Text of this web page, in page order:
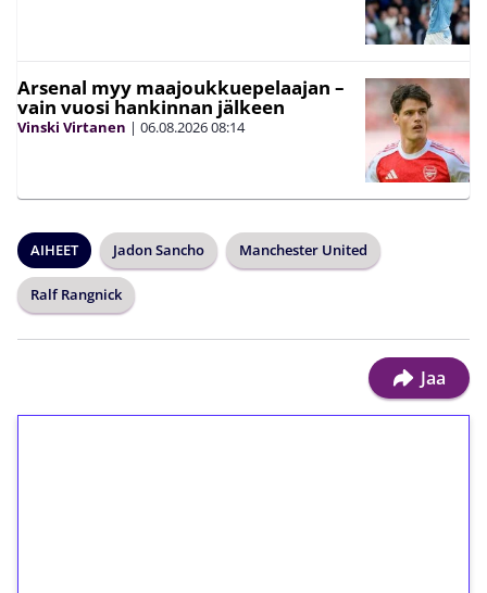
Arsenal myy maajoukkuepelaajan –
vain vuosi hankinnan jälkeen
Vinski Virtanen | 06.08.202608:14
AIHEET Jadon Sancho Manchester United
Ralf Rangnick
Jaa